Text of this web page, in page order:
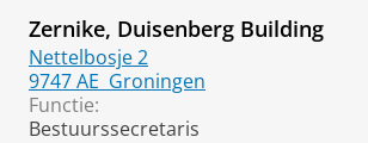
Zernike, Duisenberg Building
Nettelbosje 2
9747 AE Groningen
Functie:
Bestuurssecretaris